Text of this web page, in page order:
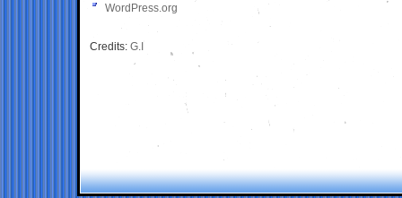
WordPress.org
Credits: G.I